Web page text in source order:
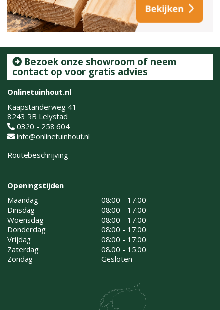
Bezoek onze showroom of neem
contact op voor gratis advies
Onlinetuinhout.nl
Kaapstanderweg 41
8243 RB Lelystad
0320 - 258 604
info@onlinetuinhout.nl
Routebeschrijving
Openingstijden
Maandag
08:00 - 17:00
Dinsdag
08:00 - 17:00
Woensdag
08:00 - 17:00
Donderdag
08:00 - 17:00
Vrijdag
08:00 - 17:00
Zaterdag
08.00 - 15.00
Zondag
Gesloten